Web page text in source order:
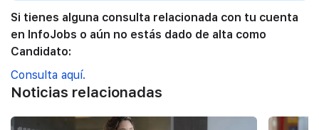
Si tienes alguna consulta relacionada con tu cuenta
en InfoJobs o aún no estás dado de alta como
Candidato:
Consulta aquí.
Noticias relacionadas